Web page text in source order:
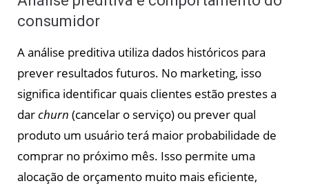
consumidor
A análise preditiva utiliza dados históricos para
prever resultados futuros. No marketing, isso
significa identificar quais clientes estão prestes a
darchurn (cancelar o serviço) ou prever qual
produto um usuário terá maior probabilidade de
comprar no próximo mês. Isso permite uma
alocação de orçamento muito mais eficiente,